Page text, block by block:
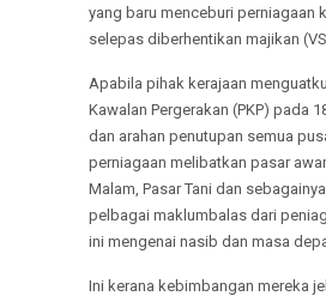
yang baru menceburi perniagaan
selepas diberhentikan majikan
Apabila pihak kerajaan
Kawalan Pergerakan (PKP) pada
dan arahan penutupan semua
perniagaan melibatkan pasar
Malam, Pasar Tani dan
pelbagai maklumbalas dari
ini mengenai nasib dan masa
Ini kerana kebimbangan mereka